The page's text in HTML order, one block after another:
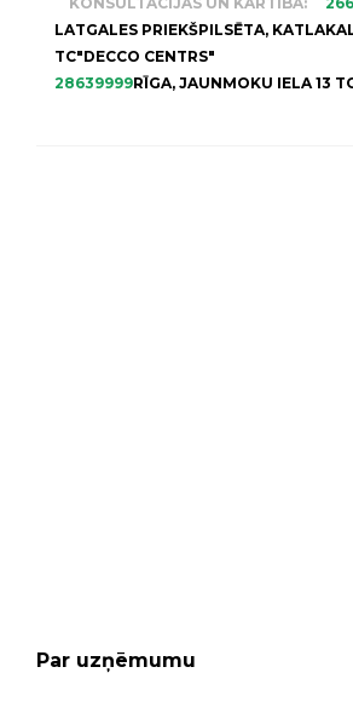
LATGALES PRIEKŠPILSĒTA,
TC"DECCO CENTRS"
28639999RĪGA, JAUNMOKU IELA 13
Par uzņēmumu